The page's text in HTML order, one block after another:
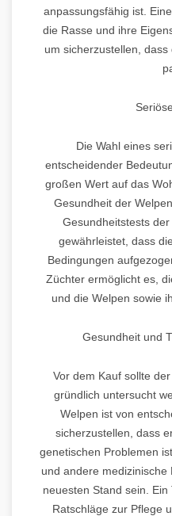
anpassungsfähig ist.
die Rasse und ihre
um sicherzustellen,
Die Wahl eines
entscheidender
großen Wert auf das
Gesundheit der
Gesundheitstests
gewährleistet, dass
Bedingungen
Züchter ermöglicht es,
und die Welpen sowie
Gesundheit und
Vor dem Kauf sollte
gründlich untersucht
Welpen ist von
sicherzustellen, dass
genetischen Problemen
und andere
neuesten Stand sein.
Ratschläge zur Pflege